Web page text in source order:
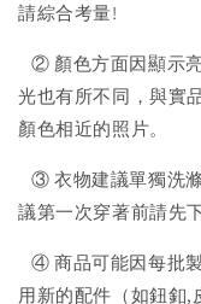
請綜合考量!
② 顏色方面因顯示
光也有所不同，與實
顏色相近的照片。
③ 衣物建議單獨洗
議第一次穿著前請先
④ 商品可能因每批
用新的配件（如鈕釦,